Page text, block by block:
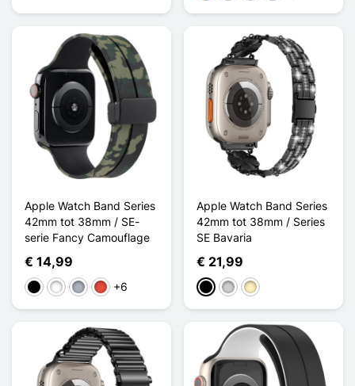
Apple Watch Band Series
42mm tot 38mm / SE-
serie Fancy Camouflage
€ 14,99
ZwartWit GrijsRood+6
Apple Watch Band Series
42mm tot 38mm / Series
SE Bavaria
€ 21,99
ZwartZilverGolden